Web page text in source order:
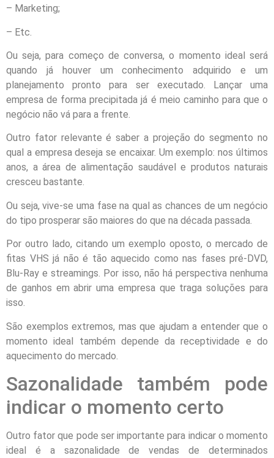
– Marketing;
– Etc.
Ou seja, para começo de conversa, o momento ideal será
quando já houver um conhecimento adquirido e um
planejamento pronto para ser executado. Lançar uma
empresa de forma precipitada já é meio caminho para que o
negócio não vá para a frente.
Outro fator relevante é saber a projeção do segmento no
qual a empresa deseja se encaixar. Um exemplo: nos últimos
anos, a área de alimentação saudável e produtos naturais
cresceu bastante.
Ou seja, vive-se uma fase na qual as chances de um negócio
do tipo prosperar são maiores do que na década passada.
Por outro lado, citando um exemplo oposto, o mercado de
fitas VHS já não é tão aquecido como nas fases pré-DVD,
Blu-Ray e streamings. Por isso, não há perspectiva nenhuma
de ganhos em abrir uma empresa que traga soluções para
isso.
São exemplos extremos, mas que ajudam a entender que o
momento ideal também depende da receptividade e do
aquecimento do mercado.
Sazonalidade também pode
indicar o momento certo
Outro fator que pode ser importante para indicar o momento
ideal é a sazonalidade de vendas de determinados